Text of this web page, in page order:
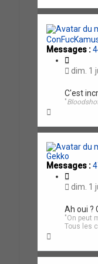
u
Messages :
C
i
t
t
i
dim. 1
C'est
"
H
u
Gekko
Messages :
C
i
t
t
i
o
dim. 1
Ah oui ?
"On peut
Tous les
H
u